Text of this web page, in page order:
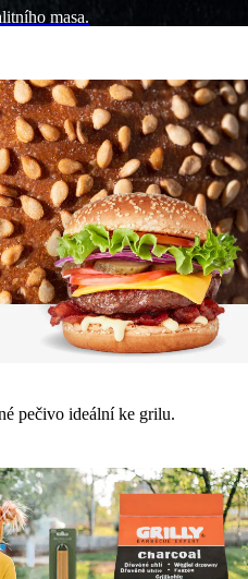
masa.
pečivo ideální ke grilu.